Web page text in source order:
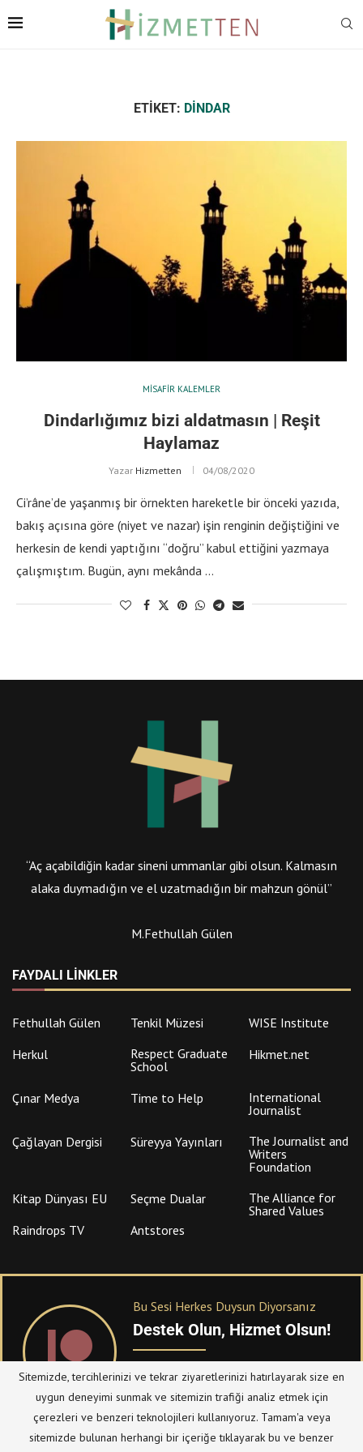
ETIKET: DINDAR
MISAFIR KALEMLER
Dindarlığımız bizi aldatmasın | Reşit
Haylamaz
Yazar Hizmetten 04/08/2020
Ci’râne’de yaşanmış bir örnekten hareketle bir önceki yazıda,
bakış açısına göre (niyet ve nazar) işin renginin değiştiğini ve
herkesin de kendi yaptığını “doğru” kabul ettiğini yazmaya
çalışmıştım. Bugün, aynı mekânda …
“Aç açabildiğin kadar sineni ummanlar gibi olsun. Kalmasın
alaka duymadığın ve el uzatmadığın bir mahzun gönül”
M.Fethullah Gülen
FAYDALI LINKLER
Fethullah Gülen Tenkil Müzesi
WISE Institute
Herkul
Respect Graduate
School
Hikmet.net
Çınar Medya Time to Help
International
Journalist
Çağlayan Dergisi
Süreyya Yayınları
The Journalist and
Writers
Foundation
Kitap Dünyası EU
Seçme Dualar
The Alliance for
Shared Values
Raindrops TV
Antstores
Bu Sesi Herkes Duysun Diyorsanız
Destek Olun, Hizmet Olsun!
PATREONüzerinden sitemize bağışta
bulanabilirsiniz.
Sitemizde, tercihlerinizi ve tekrar ziyaretlerinizi hatırlayarak size en
uygun deneyimi sunmak ve sitemizin trafiği analiz etmek için
çerezleri ve benzeri teknolojileri kullanıyoruz. Tamam'a veya
sitemizde bulunan herhangi bir içeriğe tıklayarak bu ve benzer